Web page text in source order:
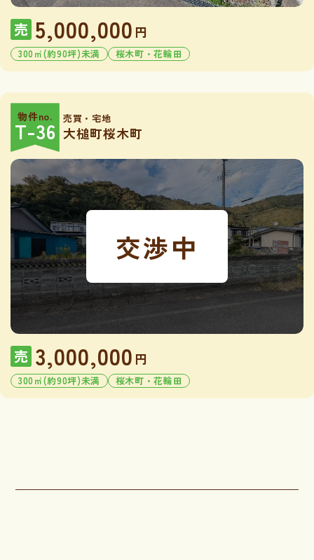
売 5,000,000 円
300㎡(約90坪)未満 桜木町・花輪田
物件no.
T-36 売買・宅地
大槌町桜木町
交渉中
売 3,000,000 円
300㎡(約90坪)未満 桜木町・花輪田